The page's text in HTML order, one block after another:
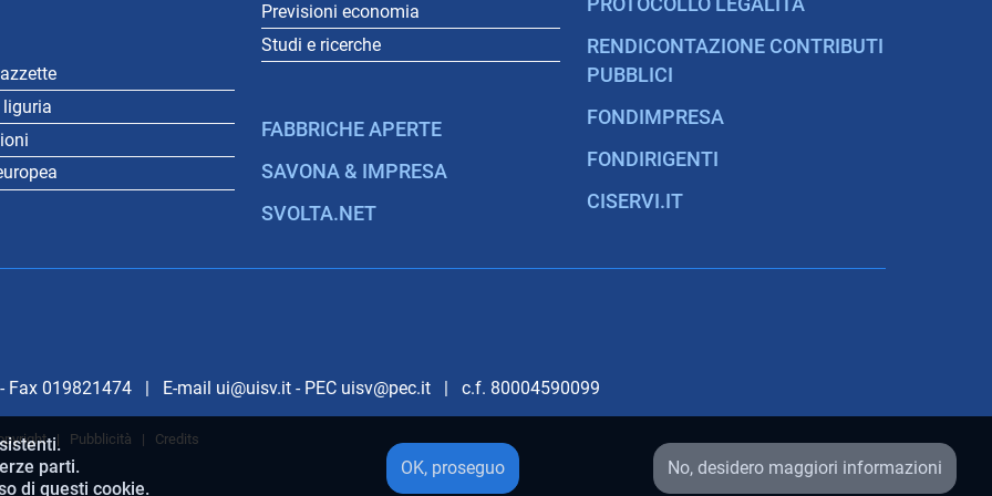
parti.
di questi cookie.
OK, proseguo No, desidero maggiori informazioni
liguria
Previsioni economia
Studi e ricerche
FABBRICHE APERTE
SAVONA & IMPRESA
SVOLTA.NET
PROTOCOLLO LEGALITÀ
RENDICONTAZIONE CONTRIBUTI
PUBBLICI
FONDIMPRESA
FONDIRIGENTI
CISERVI.IT
019821474 | E-mail ui@uisv.it - PEC uisv@pec.it | c.f. 80004590099
| Pubblicità | Credits